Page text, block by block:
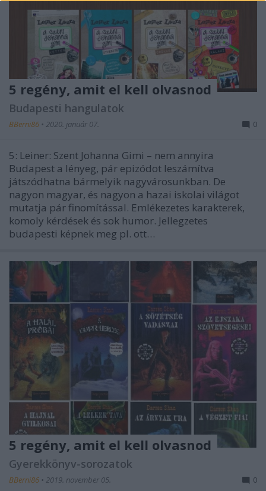
5 regény, amit el kell olvasnod
Budapesti hangulatok
BBerni86 • 2020. január 07. 0
5: Leiner: Szent Johanna Gimi – nem annyira
Budapest a lényeg, pár epizódot leszámítva
játszódhatna bármelyik nagyvárosunkban. De
nagyon magyar, és nagyon a hazai iskolai világot
mutatja pár finomítással. Emlékezetes karakterek,
komoly kérdések és sok humor. Jellegzetes
budapesti képnek meg pl. ott…
5 regény, amit el kell olvasnod
Gyerekkönyv-sorozatok
BBerni86 • 2019. november 05. 0